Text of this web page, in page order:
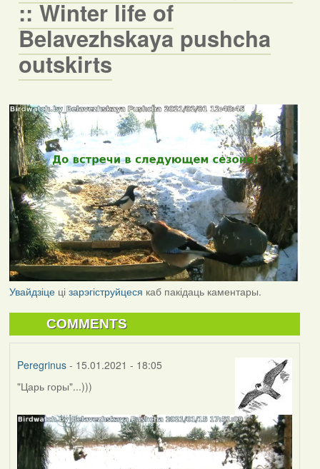
:: Winter life of
Belavezhskaya pushcha
outskirts
Увайдзіцеці зарэгіструйцеся каб пакідаць каментары.
COMMENTS
Peregrinus- 15.01.2021 - 18:05
"Царь горы"...)))